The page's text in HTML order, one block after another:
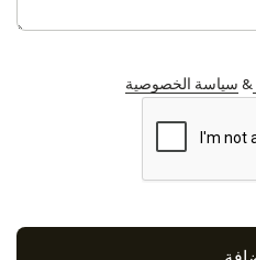
& سياسة الخصوصية